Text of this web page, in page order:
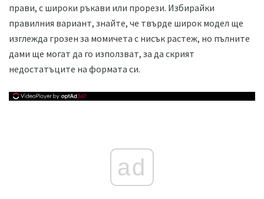
прави, с широки ръкави или прорези. Избирайки
правилния вариант, знайте, че твърде широк модел ще
изглежда грозен за момичета с нисък растеж, но пълните
дами ще могат да го използват, за да скрият
недостатъците на формата си.
ad